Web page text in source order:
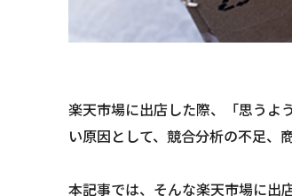
楽天市場に出店した際、「思うよ
い原因として、競合分析の不足、
本記事では、そんな楽天市場に出